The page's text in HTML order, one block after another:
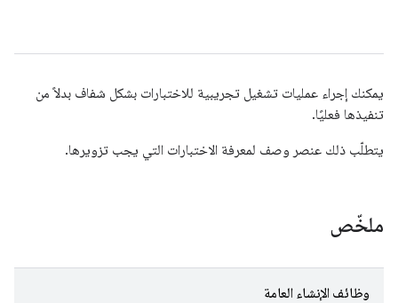
يمكنك إجراء عمليات تشغيل تجريبية للاختبارات بشكل شفاف بدلاً من
تنفيذها فعليًا.
يتطلّب ذلك عنصر وصف لمعرفة الاختبارات التي يجب تزويرها.
ملخّص
وظائف الإنشاء العامة